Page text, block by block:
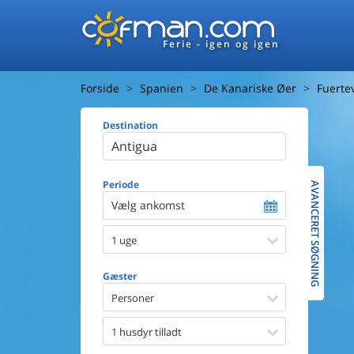
Ferie - igen og igen
Forside Spanien De Kanariske Øer
Destination
Periode
Vælg ankomst
1 uge
Gæster
Personer
1 husdyr tilladt
Afstand til
Udsigt til
Faciliteter
Spa
AVANCERET SØGNING